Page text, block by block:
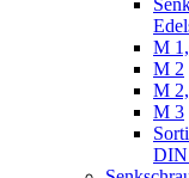
M
M 2
M
M 3
DIN